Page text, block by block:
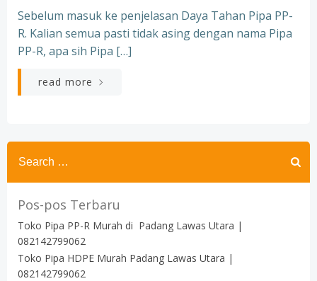
Sebelum masuk ke penjelasan Daya Tahan Pipa PP-
R. Kalian semua pasti tidak asing dengan nama Pipa
PP-R, apa sih Pipa […]
read more
Search
for:
Pos-pos Terbaru
Toko Pipa PP-R Murah di Padang Lawas Utara |
082142799062
Toko Pipa HDPE Murah Padang Lawas Utara |
082142799062